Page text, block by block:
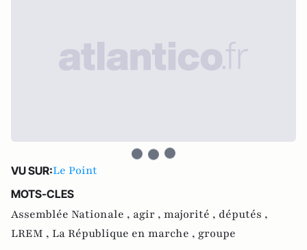
VU SUR:Le Point
MOTS-CLES
Assemblée Nationale , agir , majorité , députés ,
LREM , La République en marche , groupe